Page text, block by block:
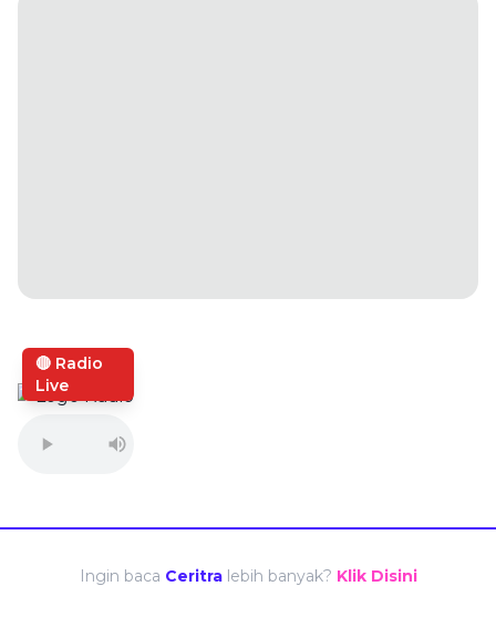
🔴 Radio
Live
Ingin baca Ceritra lebih banyak? Klik Disini